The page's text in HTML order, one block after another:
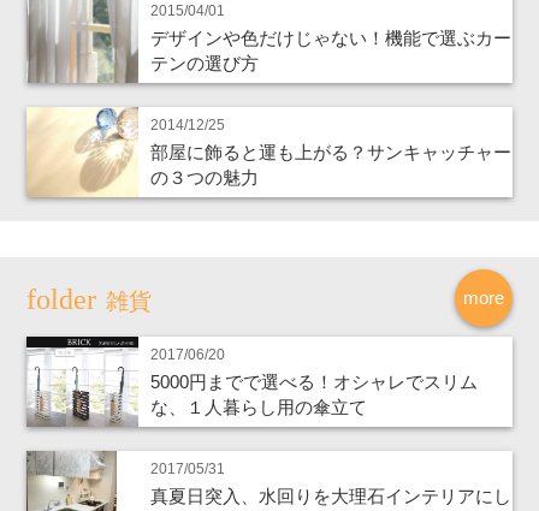
2015/04/01
デザインや色だけじゃない！機能で選ぶカー
テンの選び方
2014/12/25
部屋に飾ると運も上がる？サンキャッチャー
の３つの魅力
more
雑貨
2017/06/20
5000円までで選べる！オシャレでスリム
な、１人暮らし用の傘立て
2017/05/31
真夏日突入、水回りを大理石インテリアにし